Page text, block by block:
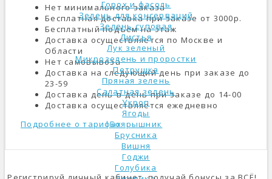
Горох и фасоль
Зелень для консерваций
Зелень суповая
Листья
Лук зеленый
Микрозелень и проростки
Петрушка
Пряная зелень
Салатная зелень
Укроп
Ягоды
Боярышник
Брусника
Вишня
Годжи
Голубика
Нет минимального заказа
Бесплатная доставка при заказе от 3000р.
Бесплатный подъем на этаж
Доставка осуществляется по Москве и
Области
Нет самовывоза
Доставка на следующий день при заказе до
23-59
Доставка день-в-день при заказе до 14-00
Доставка осуществляется ежедневно
Подробнее о тарифах